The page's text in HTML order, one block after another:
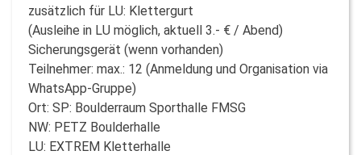
zusätzlich für LU: Klettergurt
(Ausleihe in LU möglich, aktuell 3.- € / Abend)
Sicherungsgerät (wenn vorhanden)
Teilnehmer: max.: 12 (Anmeldung und Organisation via
WhatsApp-Gruppe)
Ort: SP: Boulderraum Sporthalle FMSG
NW: PETZ Boulderhalle
LU: EXTREM Kletterhalle